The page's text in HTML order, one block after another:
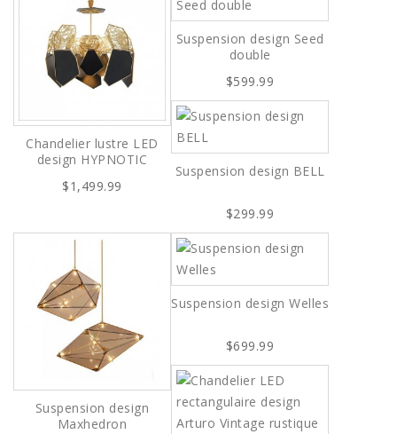
Chandelier lustre LED
design HYPNOTIC
$1,499.99
Suspension design Seed
double
$599.99
Suspension design BELL
$299.99
Suspension design
Maxhedron
Suspension design Welles
$699.99